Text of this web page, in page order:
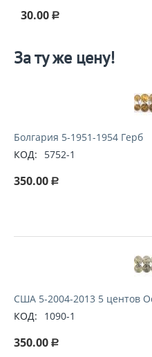
30.00 Р
За ту же цену!
Болгария 5-1951-1954 Герб
КОД:
5752-1
350.00 Р
США 5-2004-2013 5 центов
КОД:
1090-1
350.00 Р